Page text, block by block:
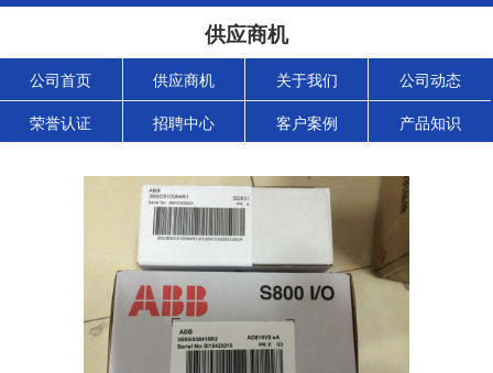
供应商机
公司首页 供应商机 关于我们 公司动态
荣誉认证 招聘中心 客户案例 产品知识